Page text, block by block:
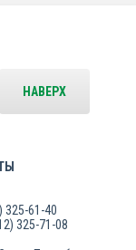
325-61-40
325-71-08
НАВЕРХ